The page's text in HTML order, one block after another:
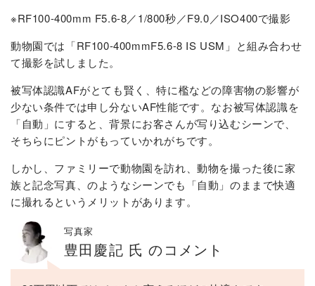
※RF100-400mm F5.6-8／1/800秒／F9.0／ISO400で撮影
動物園では「RF100-400mmF5.6-8 IS USM」と組み合わせ
て撮影を試しました。
被写体認識AFがとても賢く、特に檻などの障害物の影響が
少ない条件では申し分ないAF性能です。なお被写体認識を
「自動」にすると、背景にお客さんが写り込むシーンで、
そちらにピントがもっていかれがちです。
しかし、ファミリーで動物園を訪れ、動物を撮った後に家
族と記念写真、のようなシーンでも「自動」のままで快適
に撮れるというメリットがあります。
写真家
豊田慶記 氏 のコメント